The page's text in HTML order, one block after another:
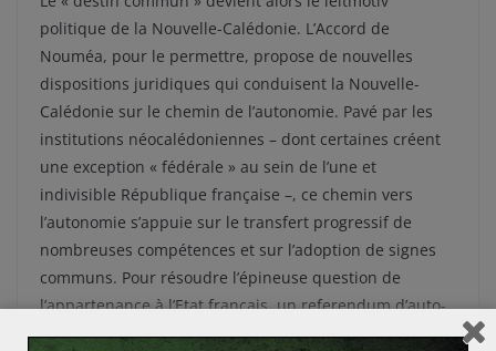
politique de la Nouvelle-Calédonie. L’Accord de
Nouméa, pour le permettre, propose de nouvelles
dispositions juridiques qui conduisent la Nouvelle-
Calédonie sur le chemin de l’autonomie. Pavé par les
institutions néocalédoniennes – dont certaines créent
une exception « fédérale » au sein de l’une et
indivisible République française –, ce chemin vers
l’autonomie s’appuie sur le transfert progressif de
nombreuses compétences et sur l’adoption de signes
communs. Pour résoudre l’épineuse question de
l’appartenance à l’Etat français, un referendum d’auto-
détermination est acté. Toutefois, pour décider du sort